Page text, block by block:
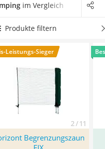
stabiles Modell zu
* mit seinen
im Vergleich
Produkte filtern
Leistungs-Sieger
2 / 11
Begrenzungszaun